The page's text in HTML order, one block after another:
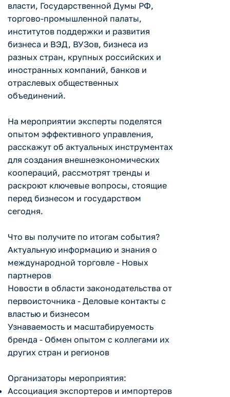
власти, Государственной Думы РФ,
торгово-промышленной палаты,
институтов поддержки и развития
бизнеса и ВЭД, ВУЗов, бизнеса из
разных стран, крупных российских и
иностранных компаний, банков и
отраслевых общественных
объединений.
На мероприятии эксперты поделятся
опытом эффективного управления,
расскажут об актуальных инструментах
для создания внешнеэкономических
коопераций, рассмотрят тренды и
раскроют ключевые вопросы, стоящие
перед бизнесом и государством
сегодня.
Что вы получите по итогам события?
Актуальную информацию и знания о
международной торговле - Новых
партнеров
Новости в области законодательства от
первоисточника - Деловые контакты с
властью и бизнесом
Узнаваемость и масштабируемость
бренда - Обмен опытом с коллегами их
других стран и регионов
Организаторы мероприятия:
Ассоциация экспортеров и импортеров